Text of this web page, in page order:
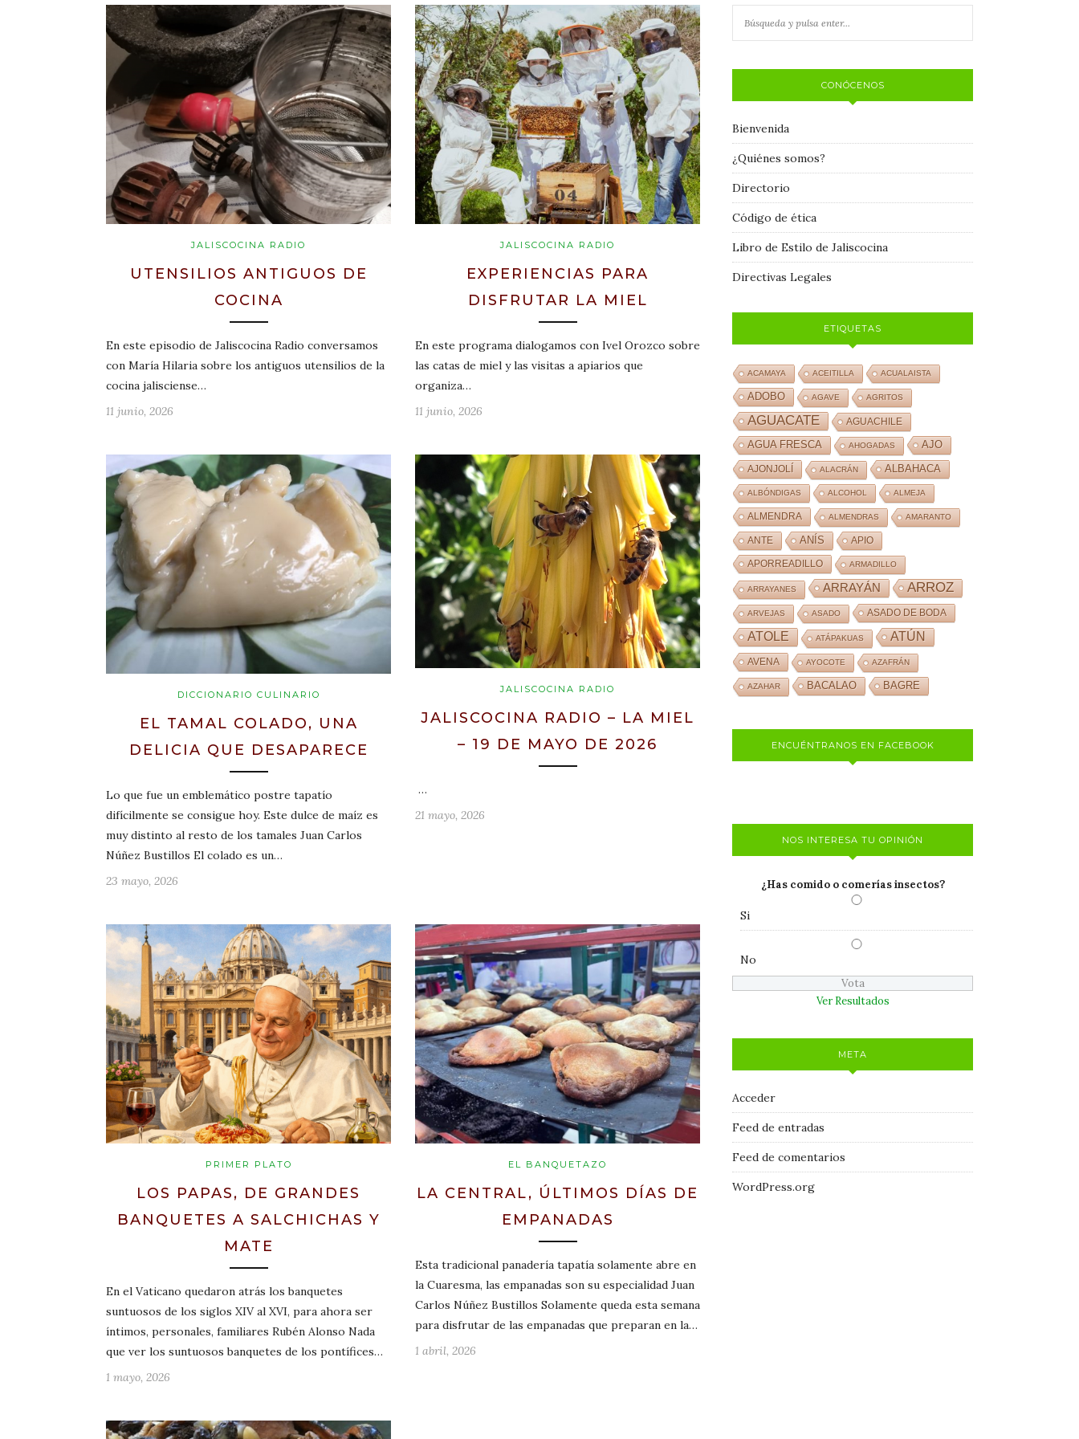
JALISCOCINA RADIO
UTENSILIOS ANTIGUOS DE
COCINA
En este episodio de Jaliscocina Radio conversamos
con María Hilaria sobre los antiguos utensilios de la
cocina jalisciense…
11 junio, 2026
JALISCOCINA RADIO
EXPERIENCIAS PARA
DISFRUTAR LA MIEL
En este programa dialogamos con Ivel Orozco sobre
las catas de miel y las visitas a apiarios que
organiza…
11 junio, 2026
DICCIONARIO CULINARIO
EL TAMAL COLADO, UNA
DELICIA QUE DESAPARECE
Lo que fue un emblemático postre tapatío
difícilmente se consigue hoy. Este dulce de maíz es
muy distinto al resto de los tamales Juan Carlos
Núñez Bustillos El colado es un…
23 mayo, 2026
JALISCOCINA RADIO
JALISCOCINA RADIO – LA MIEL
– 19 DE MAYO DE 2026
…
21 mayo, 2026
PRIMER PLATO
LOS PAPAS, DE GRANDES
BANQUETES A SALCHICHAS Y
MATE
En el Vaticano quedaron atrás los banquetes
suntuosos de los siglos XIV al XVI, para ahora ser
íntimos, personales, familiares Rubén Alonso Nada
que ver los suntuosos banquetes de los pontífices…
1 mayo, 2026
EL BANQUETAZO
LA CENTRAL, ÚLTIMOS DÍAS DE
EMPANADAS
Esta tradicional panadería tapatía solamente abre en
la Cuaresma, las empanadas son su especialidad Juan
Carlos Núñez Bustillos Solamente queda esta semana
para disfrutar de las empanadas que preparan en la…
1 abril, 2026
CONÓCENOS
Bienvenida
¿Quiénes somos?
Directorio
Código de ética
Libro de Estilo de Jaliscocina
Directivas Legales
ETIQUETAS
ACAMAYA ACEITILLA ACUALAISTA
ADOBO AGAVE AGRITOS
AGUACATE AGUACHILE
AGUA FRESCA AHOGADAS AJO
AJONJOLÍ ALACRÁN ALBAHACA
ALBÓNDIGAS ALCOHOL ALMEJA
ALMENDRA ALMENDRAS AMARANTO
ANTE ANÍS APIO
APORREADILLO ARMADILLO
ARRAYANES ARRAYÁN ARROZ
ARVEJAS ASADO ASADO DE BODA
ATOLE ATÁPAKUAS ATÚN
AVENA AYOCOTE AZAFRÁN
AZAHAR BACALAO BAGRE
ENCUÉNTRANOS EN FACEBOOK
NOS INTERESA TU OPINIÓN
¿Has comido o comerías insectos?
Si
No
Ver Resultados
META
Acceder
Feed de entradas
Feed de comentarios
WordPress.org